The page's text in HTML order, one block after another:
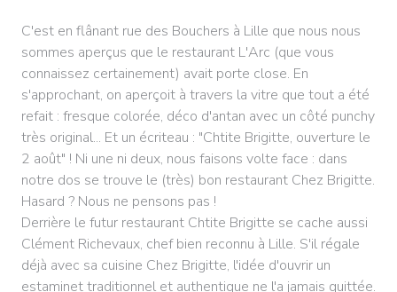
C'est en flânant rue des Bouchers à Lille que nous nous
sommes aperçus que le restaurant L'Arc (que vous
connaissez certainement) avait porte close. En
s'approchant, on aperçoit à travers la vitre que tout a été
refait : fresque colorée, déco d'antan avec un côté punchy
très original... Et un écriteau : "Chtite Brigitte, ouverture le
2 août" ! Ni une ni deux, nous faisons volte face : dans
notre dos se trouve le (très) bon restaurant Chez Brigitte.
Hasard ? Nous ne pensons pas !
Derrière le futur restaurant Chtite Brigitte se cache aussi
Clément Richevaux, chef bien reconnu à Lille. S'il régale
déjà avec sa cuisine Chez Brigitte, l'idée d'ouvrir un
estaminet traditionnel et authentique ne l'a jamais quittée.